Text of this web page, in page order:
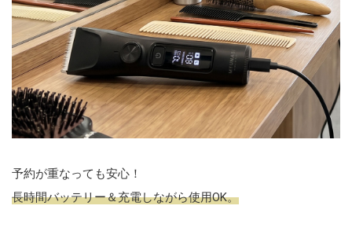
予約が重なっても安心！
長時間バッテリー＆充電しながら使用OK。